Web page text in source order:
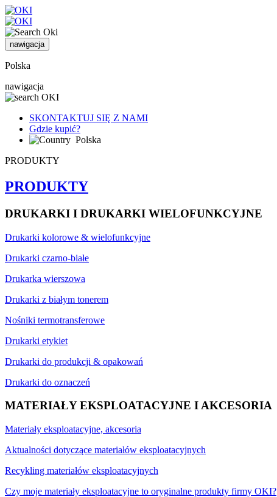
nawigacja
Polska
nawigacja
SKONTAKTUJ SIĘ Z NAMI
Gdzie kupić?
Polska
PRODUKTY
PRODUKTY
DRUKARKI I DRUKARKI WIELOFUNKCYJNE
Drukarki kolorowe & wielofunkcyjne
Drukarki czarno-białe
Drukarka wierszowa
Drukarki z białym tonerem
Nośniki termotransferowe
Drukarki etykiet
Drukarki do produkcji & opakowań
Drukarki do oznaczeń
MATERIAŁY EKSPLOATACYJNE I AKCESORIA
Materiały eksploatacyjne, akcesoria
Aktualności dotyczące materiałów eksploatacyjnych
Recykling materiałów eksploatacyjnych
Czy moje materiały eksploatacyjne to oryginalne produkty firmy OKI?